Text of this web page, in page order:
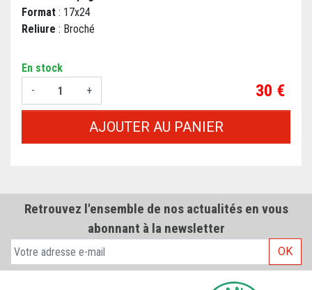
Format : 17x24
Reliure : Broché
En stock
-
+ Prix
30 €
AJOUTER AU PANIER
Retrouvez l'ensemble de nos actualités en vous
abonnant à la newsletter
OK